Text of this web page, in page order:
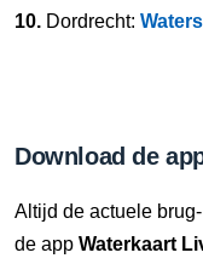
10. Dordrecht:
Download de
Altijd de actuele
de app Waterkaart